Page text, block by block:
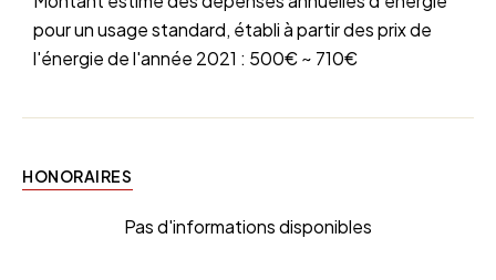
pour un usage standard, établi à partir des prix de
l'énergie de l'année 2021 : 500€ ~ 710€
HONORAIRES
Pas d'informations disponibles